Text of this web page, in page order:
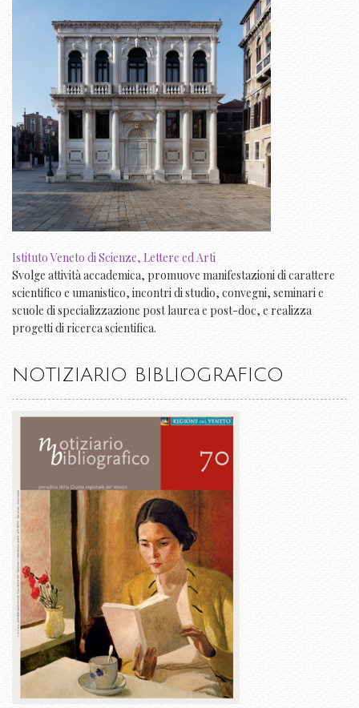
Istituto Veneto di Scienze, Lettere ed Arti
Svolge attività accademica, promuove manifestazioni di carattere
scientifico e umanistico, incontri di studio, convegni, seminari e
scuole di specializzazione post laurea e post-doc, e realizza
progetti di ricerca scientifica.
NOTIZIARIO BIBLIOGRAFICO